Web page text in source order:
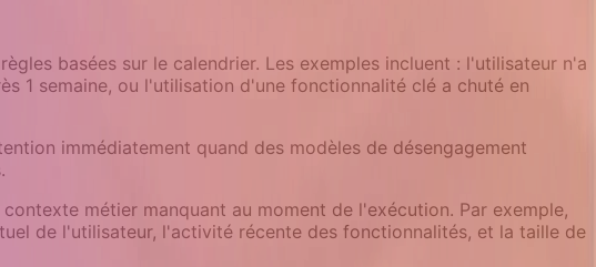
basées sur le calendrier. Les exemples incluent : l'utilisateur n'a
1 semaine, ou l'utilisation d'une fonctionnalité clé a chuté en
immédiatement quand des modèles de désengagement
métier manquant au moment de l'exécution. Par exemple,
de l'utilisateur, l'activité récente des fonctionnalités, et la taille de